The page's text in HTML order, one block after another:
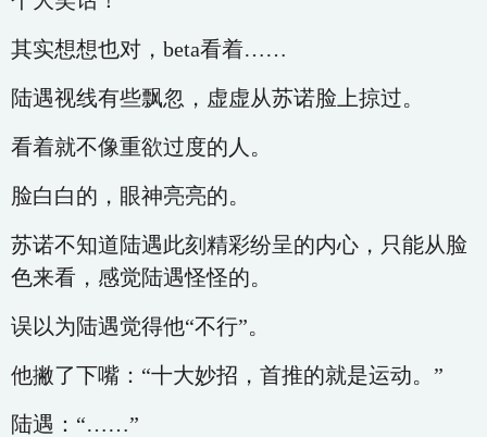
其实想想也对，beta看着……
陆遇视线有些飘忽，虚虚从苏诺脸上掠过。
看着就不像重欲过度的人。
脸白白的，眼神亮亮的。
苏诺不知道陆遇此刻精彩纷呈的内心，只能从脸
色来看，感觉陆遇怪怪的。
误以为陆遇觉得他“不行”。
他撇了下嘴：“十大妙招，首推的就是运动。”
陆遇：“……”